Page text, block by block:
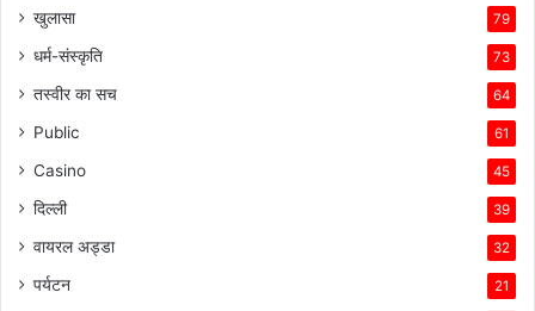
खुलासा 79
धर्म-संस्कृति 73
तस्वीर का सच 64
Public 61
Casino 45
दिल्ली 39
वायरल अड्डा 32
पर्यटन 21